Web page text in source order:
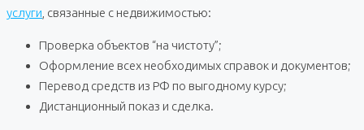
услуги , связанные с недвижимостью:
Проверка объектов “на чистоту”;
Оформление всех необходимых справок и документов;
Перевод средств из РФ по выгодному курсу;
Дистанционный показ и сделка.